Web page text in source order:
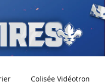
Colisée Vidéotron